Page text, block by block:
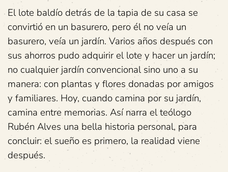
El lote baldío detrás de la tapia de su casa se
convirtió en un basurero, pero él no veía un
basurero, veía un jardín. Varios años después con
sus ahorros pudo adquirir el lote y hacer un jardín;
no cualquier jardín convencional sino uno a su
manera: con plantas y flores donadas por amigos
y familiares. Hoy, cuando camina por su jardín,
camina entre memorias. Así narra el teólogo
Rubén Alves una bella historia personal, para
concluir: el sueño es primero, la realidad viene
después.